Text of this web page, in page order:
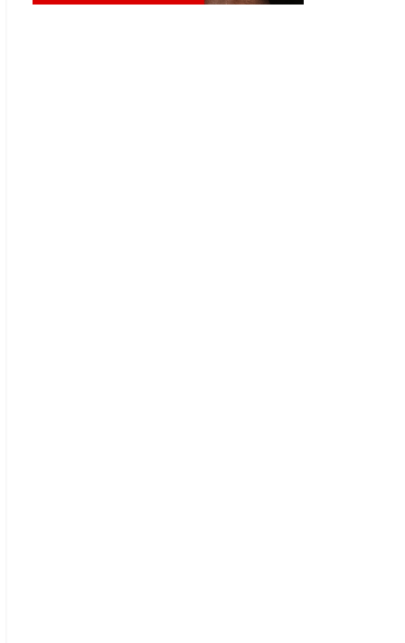
Jogue com responsabilidade. 18+